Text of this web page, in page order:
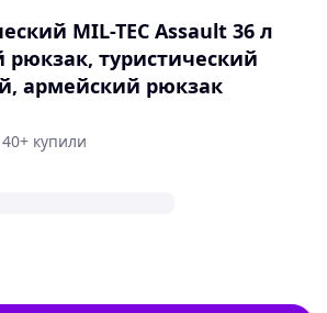
MIL-TEC Assault 36 л
рюкзак, туристический
армейский рюкзак
40+ купили